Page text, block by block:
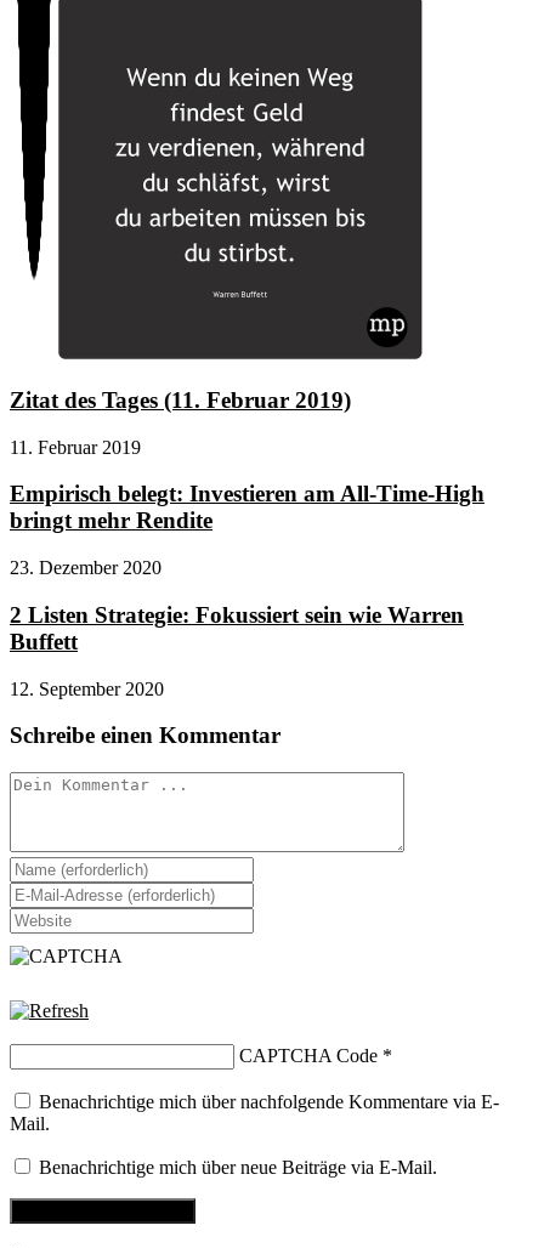
Zitat des Tages (11. Februar 2019)
11. Februar 2019
Empirisch belegt: Investieren am All-Time-High
bringt mehr Rendite
23. Dezember 2020
2 Listen Strategie: Fokussiert sein wie Warren
Buffett
12. September 2020
Schreibe einen Kommentar
Kommentieren
Gib
deinen
Namen
oder
Benutzernamen
Kommentieren
ein
Gib
deine
E-
Mail-
zum
Kommentieren
ein
Gib
deine
Website-
ein
(optional)
CAPTCHA Code *
Benachrichtige mich über nachfolgende Kommentare via E-
Mail.
Benachrichtige mich über neue Beiträge via E-Mail.